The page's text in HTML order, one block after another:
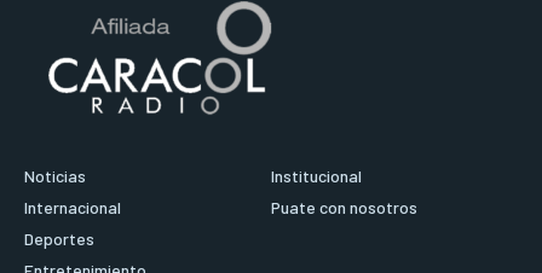
Noticias
Internacional
Deportes
Institucional
Puate con nosotros